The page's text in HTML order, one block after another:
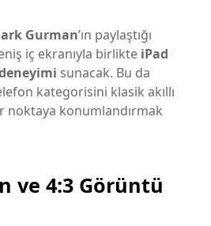
Gurman’ın paylaştığı
iç ekranıyla birlikte iPad
sunacak. Bu da
kategorisini klasik akıllı
noktaya konumlandırmak
ve 4:3 Görüntü